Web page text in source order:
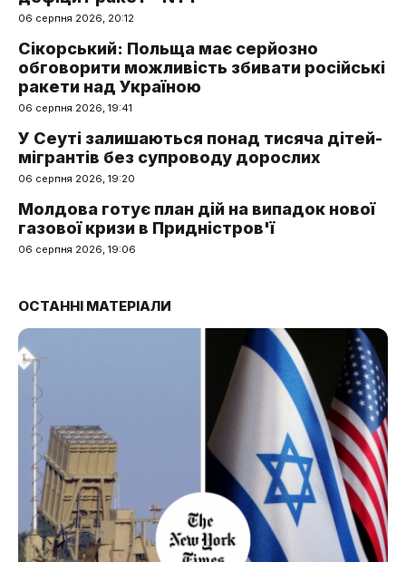
06 серпня 2026, 20:12
Сікорський: Польща має серйозно
обговорити можливість збивати російські
ракети над Україною
06 серпня 2026, 19:41
У Сеуті залишаються понад тисяча дітей-
мігрантів без супроводу дорослих
06 серпня 2026, 19:20
Молдова готує план дій на випадок нової
газової кризи в Придністров'ї
06 серпня 2026, 19:06
ОСТАННІ МАТЕРІАЛИ